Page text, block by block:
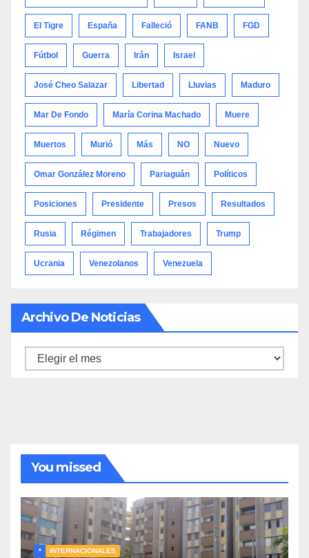
El Tigre España Falleció FANB FGD
Fútbol Guerra Irán Israel
José Cheo Salazar Libertad Lluvias Maduro
Mar De Fondo María Corina Machado Muere
Muertos Murió Más NO Nuevo
Omar González Moreno Pariaguán Políticos
Posiciones Presidente Presos Resultados
Rusia Régimen Trabajadores Trump
Ucrania Venezolanos Venezuela
Archivo De Noticias
Archivo
You missed
* INTERNACIONALES